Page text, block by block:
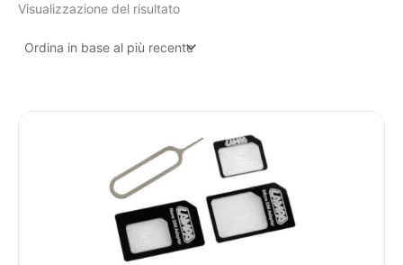
Visualizzazione del risultato
€10,37.€9,61.